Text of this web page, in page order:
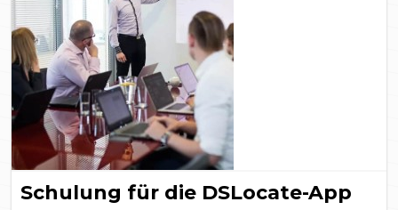
Schulung für die DSLocate-App